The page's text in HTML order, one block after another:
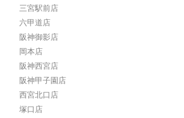
三宮駅前店
六甲道店
阪神御影店
岡本店
阪神西宮店
阪神甲子園店
西宮北口店
塚口店